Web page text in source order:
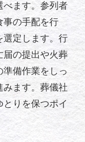
べます。参列者
事の手配を行
選定します。行
届の提出や火葬
準備作業をしっ
みます。葬儀社
りを保つポイ